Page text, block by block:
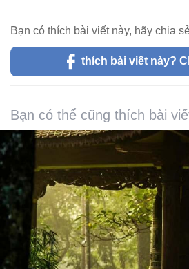
Bạn có thích bài viết này, hãy chia
thích bài viết này?
Bạn có thể cũng thích bài